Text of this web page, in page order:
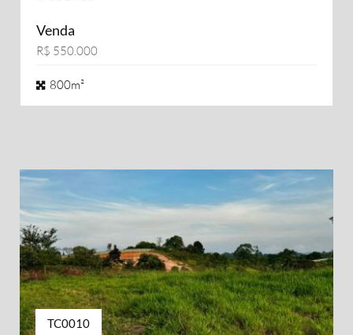
Venda
R$ 550.000
800m²
TC0010